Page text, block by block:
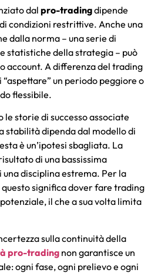
dal pro-tradingdipende
condizioni restrittive. Anche una
dalla norma – una serie di
statistiche della strategia – può
account. A differenza del trading
“aspettare” un periodo peggiore o
flessibile.
storie di successo associate
stabilità dipenda dal modello di
è un’ipotesi sbagliata. La
di una bassissima
disciplina estrema. Per la
significa dover fare trading
il che a sua volta limita
sulla continuità della
pro-trading non garantisce un
ogni fase, ogni prelievo e ogni